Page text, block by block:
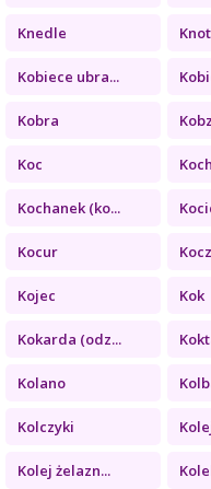
Knedle Knot
Kobiece ubra...
Kobra
Koc
Kochanek (ko...
Kocur
Kojec Kok
Kokarda (odz...
Kolano
Kolczyki
Kolej żelazn...